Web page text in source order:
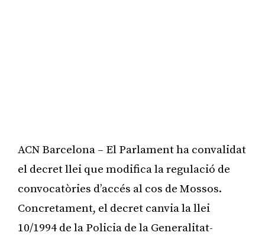
ACN Barcelona – El Parlament ha convalidat
el decret llei que modifica la regulació de
convocatòries d’accés al cos de Mossos.
Concretament, el decret canvia la llei
10/1994 de la Policia de la Generalitat-